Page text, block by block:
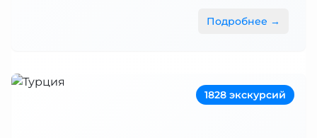
Подробнее →
1828 экскурсий